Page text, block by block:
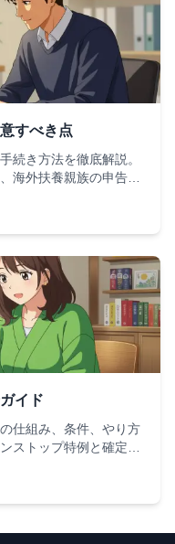
すべき点
続き方法を徹底解説。
海外扶養親族の申告方
います。
イド
仕組み、条件、やり方
ストップ特例と確定申
した完全ガイドです。